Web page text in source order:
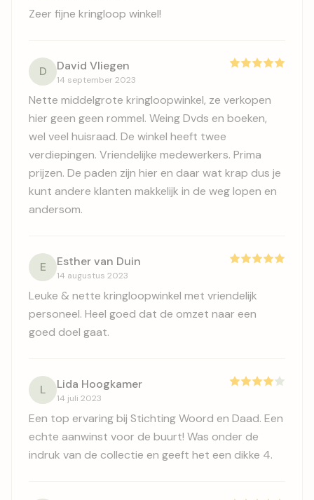
Zeer fijne kringloop winkel!
D David Vliegen
14 september 2023
Nette middelgrote kringloopwinkel, ze verkopen
hier geen geen rommel. Weing Dvds en boeken,
wel veel huisraad. De winkel heeft twee
verdiepingen. Vriendelijke medewerkers. Prima
prijzen. De paden zijn hier en daar wat krap dus je
kunt andere klanten makkelijk in de weg lopen en
andersom.
E Esther van Duin
14 augustus 2023
Leuke & nette kringloopwinkel met vriendelijk
personeel. Heel goed dat de omzet naar een
goed doel gaat.
L Lida Hoogkamer
14 juli 2023
Een top ervaring bij Stichting Woord en Daad. Een
echte aanwinst voor de buurt! Was onder de
indruk van de collectie en geeft het een dikke 4.